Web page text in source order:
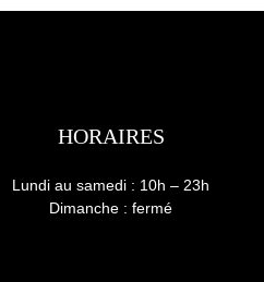
HORAIRES
Lundi au samedi : 10h – 23h
Dimanche : fermé